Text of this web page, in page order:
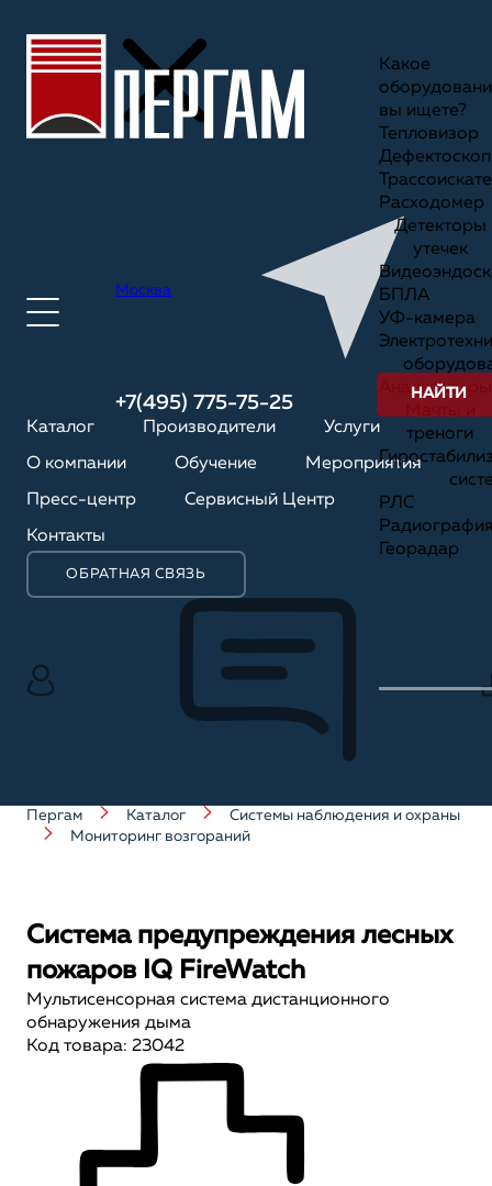
Москва
+7(495) 775-75-25
Каталог Производители Услуги
О компании Обучение Мероприятия
Пресс-центр Сервисный Центр
Контакты
ОБРАТНАЯ СВЯЗЬ
Какое
вы ищете?
Тепловизор
Дефектоскоп
Расходомер
Детекторы
утечек
БПЛА
УФ-камера
Анализаторы
треноги
РЛС
Георадар
НАЙТИ
Пергам Каталог
Системы наблюдения и охраны
Мониторинг возгораний
Система предупреждения лесных
пожаров IQ FireWatch
Мультисенсорная система дистанционного
обнаружения дыма
Код товара: 23042